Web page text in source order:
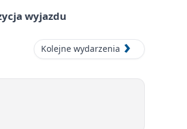
wyjazdu
Kolejne wydarzenia